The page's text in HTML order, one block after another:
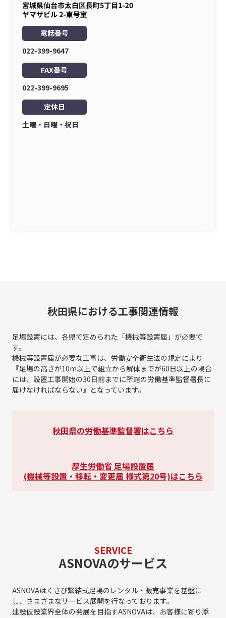
電話番号
022-399-9647
FAX番号
022-399-9695
定休日
土曜・日曜・祝日
秋田県における工事関連情報
足場設置には、各県で定められた「機械等設置届」が必要で
す。
機械等設置届が必要な工事は、労働安全衛生法の規定により
『足場の高さが10m以上で組立から解体までが60日以上の場合
には、 設置工事開始の30日前までに所轄の労働基準監督署長に
届けなければならない』となっています。
秋田県の労働基準監督署はこちら
厚生労働省 足場設置届
(機械等設置・移転・変更届 様式第20号)はこちら
SERVICE
ASNOVAのサービス
ASNOVAはくさび緊結式足場のレンタル・販売事業を基盤に
し、さまざまなサービス展開を行なっております。
建設仮設業界全体の発展を目指すASNOVAは、お客様に寄り添